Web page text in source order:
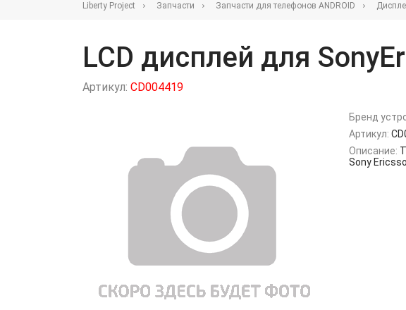
Liberty Project Запчасти Запчасти для телефонов ANDROID
LCD дисплей для
Артикул: CD004419
Бренд
Артикул:
Описание:
Sony